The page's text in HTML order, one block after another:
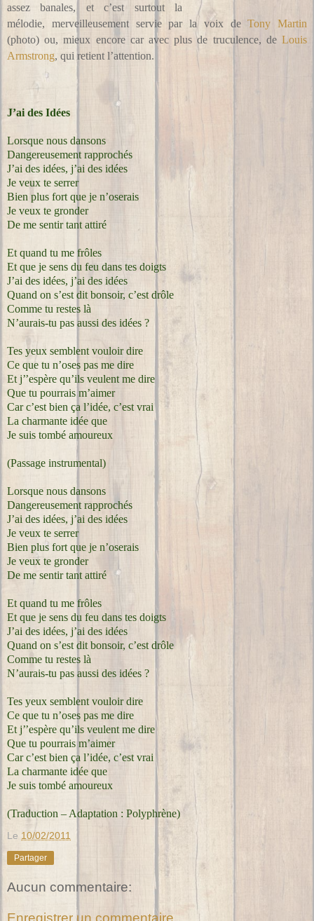
assez banales, et c’est surtout la
mélodie, merveilleusement servie par la voix deTony Martin
(photo) ou, mieux encore car avec plus de truculence, de Louis
Armstrong, qui retient l’attention.
J’ai des Idées
Lorsque nous dansons
Dangereusement rapprochés
J’ai des idées, j’ai des idées
Je veux te serrer
Bien plus fort que je n’oserais
Je veux te gronder
De me sentir tant attiré
Et quand tu me frôles
Et que je sens du feu dans tes doigts
J’ai des idées, j’ai des idées
Quand on s’est dit bonsoir, c’est drôle
Comme tu restes là
N’aurais-tu pas aussi des idées ?
Tes yeux semblent vouloir dire
Ce que tu n’oses pas me dire
Et j’’espère qu’ils veulent me dire
Que tu pourrais m’aimer
Car c’est bien ça l’idée, c’est vrai
La charmante idée que
Je suis tombé amoureux
(Passage instrumental)
Lorsque nous dansons
Dangereusement rapprochés
J’ai des idées, j’ai des idées
Je veux te serrer
Bien plus fort que je n’oserais
Je veux te gronder
De me sentir tant attiré
Et quand tu me frôles
Et que je sens du feu dans tes doigts
J’ai des idées, j’ai des idées
Quand on s’est dit bonsoir, c’est drôle
Comme tu restes là
N’aurais-tu pas aussi des idées ?
Tes yeux semblent vouloir dire
Ce que tu n’oses pas me dire
Et j’’espère qu’ils veulent me dire
Que tu pourrais m’aimer
Car c’est bien ça l’idée, c’est vrai
La charmante idée que
Je suis tombé amoureux
(Traduction – Adaptation : Polyphrène)
Le 10/02/2011
Partager
Aucun commentaire:
Enregistrer un commentaire